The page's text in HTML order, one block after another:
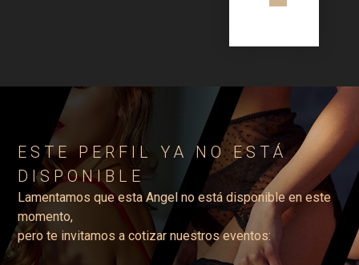
ESTE PERFIL YA NO ESTÁ
DISPONIBLE
Lamentamos que esta Angel no está disponible en este
momento,
pero te invitamos a cotizar nuestros eventos: